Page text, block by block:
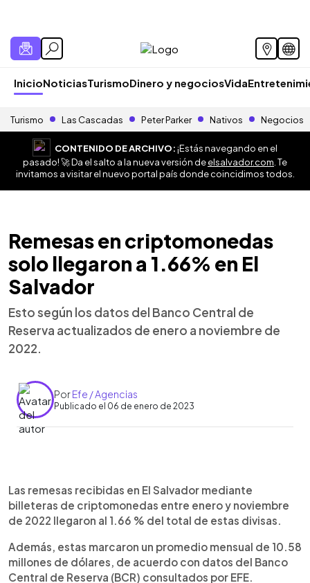
InicioNoticiasTurismoDinero y negociosVida
Turismo Las Cascadas Peter Parker Nativos Negocios
CONTENIDO DE ARCHIVO:¡Estás navegando en el
pasado! 🚀 Da el salto a la nueva versión deelsalvador.com . Te
invitamos a visitar el nuevo portal país donde coincidimos todos.
Remesas en criptomonedas
solo llegaron a 1.66% en El
Salvador
Esto según los datos del Banco Central de
Reserva actualizados de enero a noviembre de
2022.
PorEfe / Agencias
Publicado el 06 de enero de 2023
Escuchar artículo
Las remesas recibidas en El Salvador mediante
billeteras de criptomonedas entre enero y noviembre
de 2022 llegaron al 1.66 % del total de estas divisas.
Además, estas marcaron un promedio mensual de 10.58
millones de dólares, de acuerdo con datos del Banco
Central de Reserva (BCR) consultados por EFE.